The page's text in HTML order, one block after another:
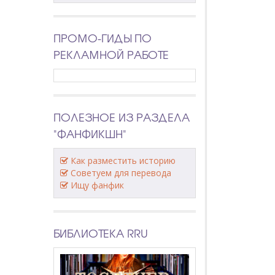
ПРОМО-ГИДЫ ПО
РЕКЛАМНОЙ РАБОТЕ
ПОЛЕЗНОЕ ИЗ РАЗДЕЛА
"ФАНФИКШН"
Как разместить историю
Советуем для перевода
Ищу фанфик
БИБЛИОТЕКА RRU